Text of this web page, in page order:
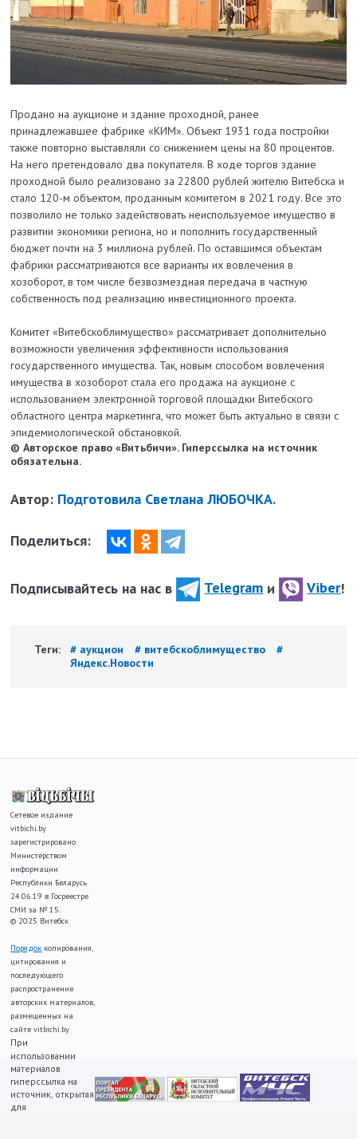
Продано на аукционе и здание проходной, ранее
принадлежавшее фабрике «КИМ». Объект 1931 года постройки
также повторно выставляли со снижением цены на 80 процентов.
На него претендовало два покупателя. В ходе торгов здание
проходной было реализовано за 22800 рублей жителю Витебска и
стало 120-м объектом, проданным комитетом в 2021 году. Все это
позволило не только задействовать неиспользуемое имущество в
развитии экономики региона, но и пополнить государственный
бюджет почти на 3 миллиона рублей. По оставшимся объектам
фабрики рассматриваются все варианты их вовлечения в
хозоборот, в том числе безвозмездная передача в частную
собственность под реализацию инвестиционного проекта.
Комитет «Витебскоблимущество» рассматривает дополнительно
возможности увеличения эффективности использования
государственного имущества. Так, новым способом вовлечения
имущества в хозоборот стала его продажа на аукционе с
использованием электронной торговой площадки Витебского
областного центра маркетинга, что может быть актуально в связи с
эпидемиологической обстановкой.
© Авторское право «Витьбичи». Гиперссылка на источник
обязательна.
Автор: Подготовила Светлана ЛЮБОЧКА.
Поделиться:
Подписывайтесь на нас в Telegram и Viber!
Теги: # аукцион # витебскоблимущество
#
Яндекс.Новости
Сетевое издание
vitbichi.by
зарегистрировано
Министерством
информации
Республики Беларусь
24.06.19 в Госреестре
СМИ за № 15.
© 2025 Витебск
Порядок копирования,
цитирования и
последующего
распространение
авторских материалов,
размещенных на
сайте vitbichi.by
При
использовании
материалов
гиперссылка на
источник, открытая
для